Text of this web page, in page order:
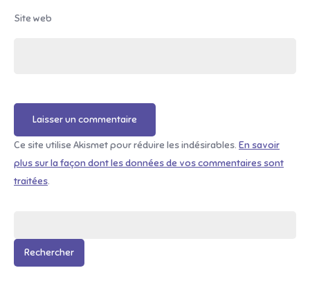
Site web
Ce site utilise Akismet pour réduire les indésirables. En savoir
plus sur la façon dont les données de vos commentaires sont
traitées.